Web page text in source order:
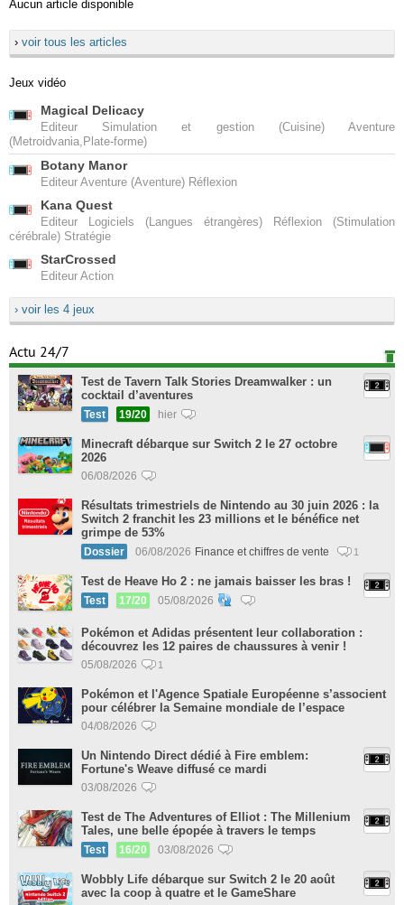
Aucun article disponible
› voir tous les articles
Jeux vidéo
Magical Delicacy
Editeur Simulation et gestion (Cuisine) Aventure
(Metroidvania,Plate-forme)
Botany Manor
Editeur Aventure (Aventure) Réflexion
Kana Quest
Editeur Logiciels (Langues étrangères) Réflexion (Stimulation
cérébrale) Stratégie
StarCrossed
Editeur Action
› voir les 4 jeux
Actu 24/7
Test de Tavern Talk Stories Dreamwalker : un
cocktail d’aventures
Test 19/20 hier
Minecraft débarque sur Switch 2 le 27 octobre
2026
06/08/2026
Résultats trimestriels de Nintendo au 30 juin 2026 : la
Switch 2 franchit les 23 millions et le bénéfice net
grimpe de 53%
Dossier 06/08/2026 Finance et chiffres de vente 1
Test de Heave Ho 2 : ne jamais baisser les bras !
Test 17/20 05/08/2026
Pokémon et Adidas présentent leur collaboration :
découvrez les 12 paires de chaussures à venir !
05/08/2026 1
Pokémon et l'Agence Spatiale Européenne s’associent
pour célébrer la Semaine mondiale de l’espace
04/08/2026
Un Nintendo Direct dédié à Fire emblem:
Fortune's Weave diffusé ce mardi
03/08/2026
Test de The Adventures of Elliot : The Millenium
Tales, une belle épopée à travers le temps
Test 16/20 03/08/2026
Wobbly Life débarque sur Switch 2 le 20 août
avec la coop à quatre et le GameShare